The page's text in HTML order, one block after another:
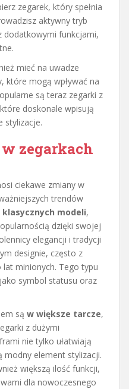
zegarek, który spełnia
aktywny tryb
dodatkowymi funkcjami,
mieć na uwadze
które mogą wpływać na
są teraz zegarki z
doskonale wpisują
stylizacje.
zegarkach
ciekawe zmiany w
trendów
modeli,
dzięki swojej
elegancji i tradycji
designie, często z
lat minionych. Tego typu
symbol statusu oraz
są w większe tarcze,
z dużymi
nie tylko ułatwiają
modny element stylizacji.
większą ilość funkcji,
dla nowoczesnego